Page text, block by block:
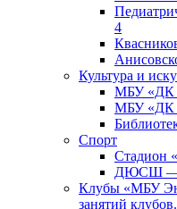
4
Культура и
МБУ «ДК
МБУ «ДК
Спорт
Стадион
ДЮСШ —
Клубы «МБУ
занятий клубов.